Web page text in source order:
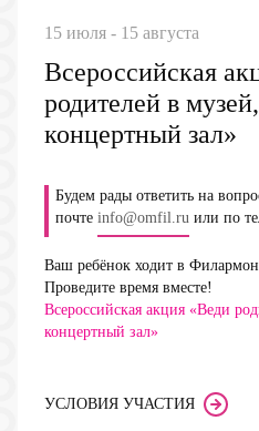
15 июля - 15 августа
Всероссийская
родителей в
концертный зал»
Будем рады ответить на
почте info@omfil.ru или по
Ваш ребёнок ходит в
Проведите время вместе!
Всероссийская акция «Веди
концертный зал»
УСЛОВИЯ УЧАСТИЯ